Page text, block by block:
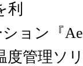
利
ョン『
度管理ソ